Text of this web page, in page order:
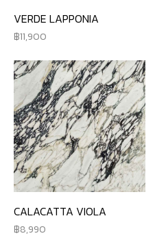
VERDE LAPPONIA
11,900
CALACATTA VIOLA
8,990